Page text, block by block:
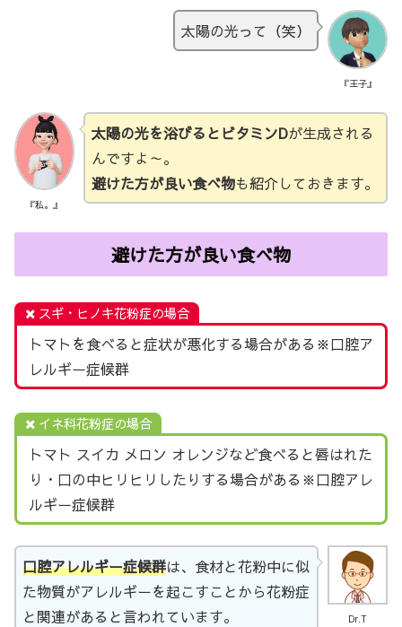
『王子』
太陽の光って（笑）
『私。』
太陽の光を浴びるとビタミンDが生成される
んですよ～。
避けた方が良い食べ物も紹介しておきます。
避けた方が良い食べ物
スギ・ヒノキ花粉症の場合
トマトを食べると症状が悪化する場合がある※口腔ア
レルギー症候群
イネ科花粉症の場合
トマト スイカ メロン オレンジなど食べると唇はれた
り・口の中ヒリヒリしたりする場合がある※口腔アレ
ルギー症候群
Dr.T
口腔アレルギー症候群は、食材と花粉中に似
た物質がアレルギーを起こすことから花粉症
と関連があると言われています。